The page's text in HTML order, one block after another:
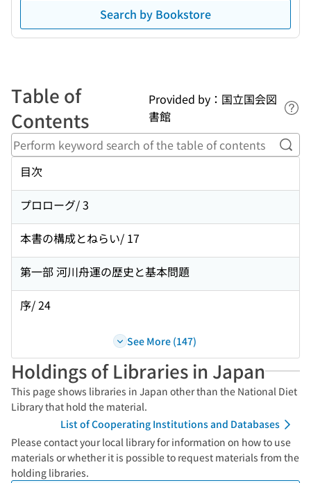
Search by Bookstore
Table of
Contents
Provided by：国立国会図
書館
目次
プロローグ/ 3
本書の構成とねらい/ 17
第一部 河川舟運の歴史と基本問題
序/ 24
See More (147)
Holdings of Libraries in Japan
This page shows libraries in Japan other than the National Diet
Library that hold the material.
List of Cooperating Institutions and Databases
Please contact your local library for information on how to use
materials or whether it is possible to request materials from the
holding libraries.